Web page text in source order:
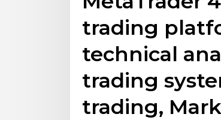
trading
technical
trading
trading,